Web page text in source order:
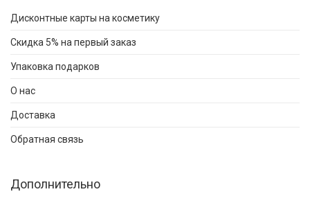
Дисконтные карты на косметику
Скидка 5% на первый заказ
Упаковка подарков
О нас
Доставка
Обратная связь
Дополнительно